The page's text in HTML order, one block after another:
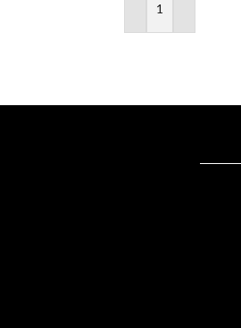
הוספה לסל